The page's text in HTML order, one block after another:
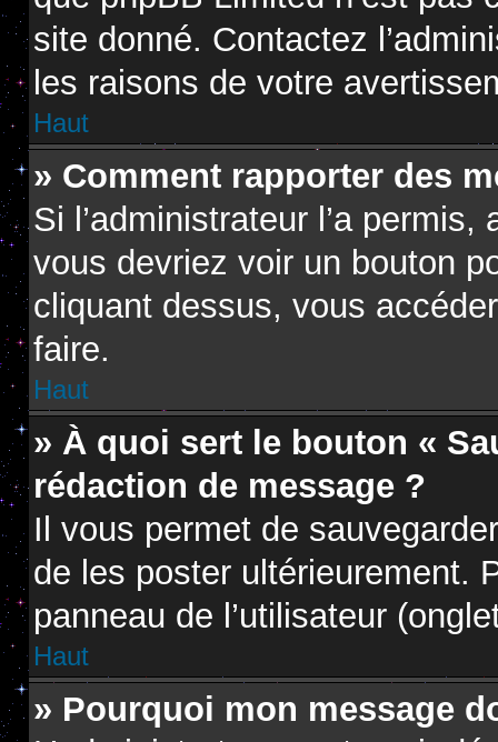
site donné. Contactez
les raisons de votre
Haut
» Comment rapporter des
Si l’administrateur l’a
vous devriez voir un bouton
cliquant dessus, vous
faire.
Haut
» À quoi sert le bouton «
rédaction de message ?
Il vous permet de
de les poster ultérieurement.
panneau de l’utilisateur
Haut
» Pourquoi mon message